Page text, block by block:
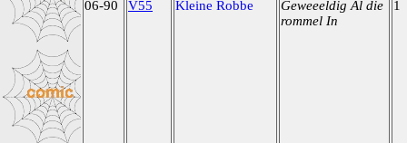
06-90 V55 Kleine Robbe
Geweeeldig Al die
rommel In
1